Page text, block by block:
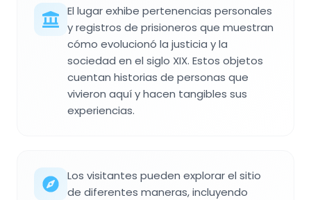
El lugar exhibe pertenencias personales
y registros de prisioneros que muestran
cómo evolucionó la justicia y la
sociedad en el siglo XIX. Estos objetos
cuentan historias de personas que
vivieron aquí y hacen tangibles sus
experiencias.
Los visitantes pueden explorar el sitio
de diferentes maneras, incluyendo